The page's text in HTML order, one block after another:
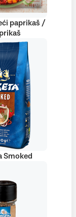
paprikaš /
Smoked